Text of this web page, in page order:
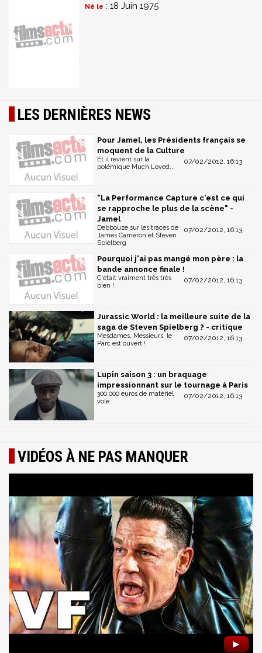
Né le : 18 Juin 1975
LES DERNIÈRES NEWS
Pour Jamel, les Présidents français se
moquent de la Culture
07/02/2012, 16:13
Et il revient sur la
polémique Much Loved...
"La Performance Capture c'est ce qui
se rapproche le plus de la scène" -
Jamel
07/02/2012, 16:13
Debbouze sur les traces de
James Cameron et Steven
Spielberg
Pourquoi j'ai pas mangé mon père : la
bande annonce finale !
07/02/2012, 16:13
C'était vraiment très très
bien !
Jurassic World : la meilleure suite de la
saga de Steven Spielberg ? - critique
07/02/2012, 16:13
Mesdames, Messieurs, le
Parc est ouvert !
Lupin saison 3 : un braquage
impressionnant sur le tournage à Paris
07/02/2012, 16:13
300.000 euros de matériel
volé
VIDÉOS À NE PAS MANQUER
►